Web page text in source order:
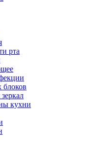
рта
блоков
кухни